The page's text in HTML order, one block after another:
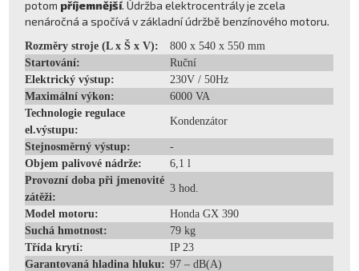
potom příjemnější. Údržba elektrocentrály je zcela
nenáročná a spočívá v základní údržbě benzínového motoru.
Rozměry stroje (L x Š x V):
800 x 540 x 550 mm
Startování:
Ruční
Elektrický výstup:
230V / 50Hz
Maximální výkon:
6000 VA
Technologie regulace
el.výstupu:
Kondenzátor
Stejnosměrný výstup:
-
Objem palivové nádrže:
6,1 l
Provozní doba při jmenovité
zátěži:
3 hod.
Model motoru:
Honda GX 390
Suchá hmotnost:
79 kg
Třída krytí:
IP 23
Garantovaná hladina hluku: 97 – dB(A)